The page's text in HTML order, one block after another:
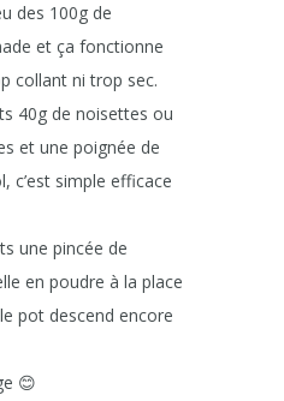
des 100g de
et ça fonctionne
collant ni trop sec.
40g de noisettes ou
et une poignée de
c’est simple efficace
une pincée de
en poudre à la place
pot descend encore
😊